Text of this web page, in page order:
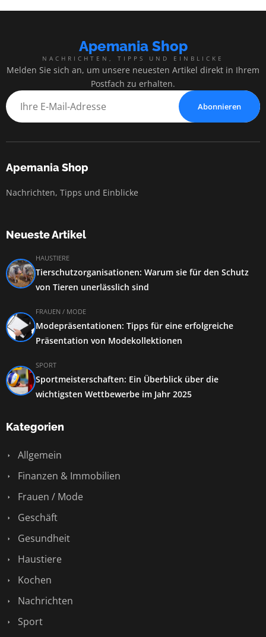
Apemania Shop
NACHRICHTEN, TIPPS UND EINBLICKE
Melden Sie sich an, um unsere neuesten Artikel direkt in Ihrem
Postfach zu erhalten.
Abonnieren
Apemania Shop
Nachrichten, Tipps und Einblicke
Neueste Artikel
HAUSTIERE
Tierschutzorganisationen: Warum sie für den Schutz
von Tieren unerlässlich sind
FRAUEN / MODE
Modepräsentationen: Tipps für eine erfolgreiche
Präsentation von Modekollektionen
SPORT
Sportmeisterschaften: Ein Überblick über die
wichtigsten Wettbewerbe im Jahr 2025
Kategorien
Allgemein
Finanzen & Immobilien
Frauen / Mode
Geschäft
Gesundheit
Haustiere
Kochen
Nachrichten
Sport